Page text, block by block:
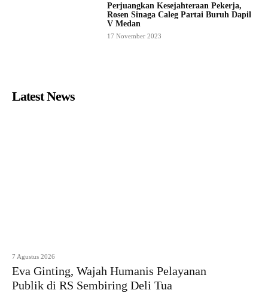
Perjuangkan Kesejahteraan Pekerja,
Rosen Sinaga Caleg Partai Buruh Dapil
V Medan
17 November 2023
Latest News
7 Agustus 2026
Eva Ginting, Wajah Humanis Pelayanan
Publik di RS Sembiring Deli Tua